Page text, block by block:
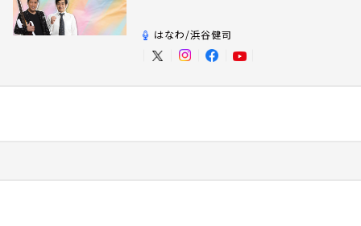
はなわ/浜谷健司